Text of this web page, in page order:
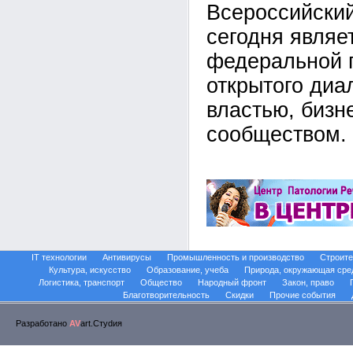
сегодня
федеральной
открытого
властью,
сообществом.
IT технологии Антивирусы Промышленность и производство
Культура, искусство
Образование, учеба
Природа, окружающая
Логистика, транспорт
Общество Народный фронт Закон, право
Благотворительность
Скидки Прочие события
Разработано AVart.Стуdия